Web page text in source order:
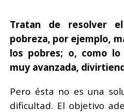
Tratan de resolver
pobreza, por ejemplo,
los pobres; o, como lo
muy avanzada,
Pero ésta no es una
dificultad. El objetivo